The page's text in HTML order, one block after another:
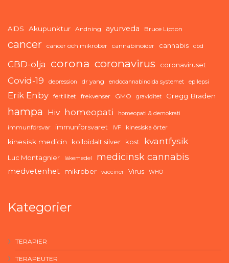
AIDS Akupunktur Andning ayurveda Bruce Lipton
cancer cancer och mikrober cannabinoider cannabis cbd
CBD-olja corona coronavirus coronaviruset
Covid-19 depression dr yang endocannabinoida systemet epilepsi
Erik Enby fertilitet frekvenser GMO graviditet Gregg Braden
hampa Hiv homeopati homeopati & demokrati
immunförsvar immunförsvaret IVF kinesiska örter
kinesisk medicin kolloidalt silver kost kvantfysik
Luc Montagnier läkemedel medicinsk cannabis
medvetenhet mikrober vacciner Virus WHO
Kategorier
TERAPIER
TERAPEUTER